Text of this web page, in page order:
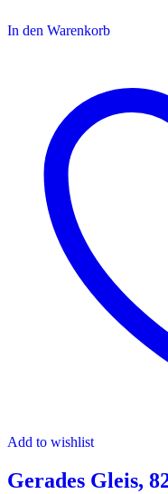
In den Warenkorb
Add to wishlist
Gerades Gleis,